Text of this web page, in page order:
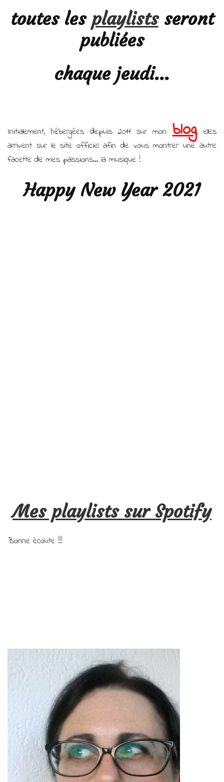
toutes les playlistsseront
publiées
chaque jeudi…
Initialement, hébergées depuis 2011 sur mon blog, elles
arrivent sur le site officiel afin de vous montrer une autre
facette de mes passions… la musique !
Happy New Year 2021
Mes playlists sur Spotify
Bonne écoute !!!